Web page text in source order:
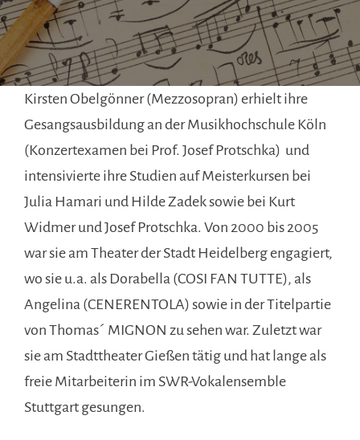
Kirsten Obelgönner (Mezzosopran) erhielt ihre
Gesangsausbildung an der Musikhochschule Köln
(Konzertexamen bei Prof. Josef Protschka) und
intensivierte ihre Studien auf Meisterkursen bei
Julia Hamari und Hilde Zadek sowie bei Kurt
Widmer und Josef Protschka. Von 2000 bis 2005
war sie am Theater der Stadt Heidelberg engagiert,
wo sie u.a. als Dorabella (COSI FAN TUTTE), als
Angelina (CENERENTOLA) sowie in der Titelpartie
von Thomas´ MIGNON zu sehen war. Zuletzt war
sie am Stadttheater Gießen tätig und hat lange als
freie Mitarbeiterin im SWR-Vokalensemble
Stuttgart gesungen.